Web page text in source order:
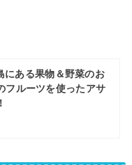
にある果物＆野菜のお
フルーツを使ったアサ